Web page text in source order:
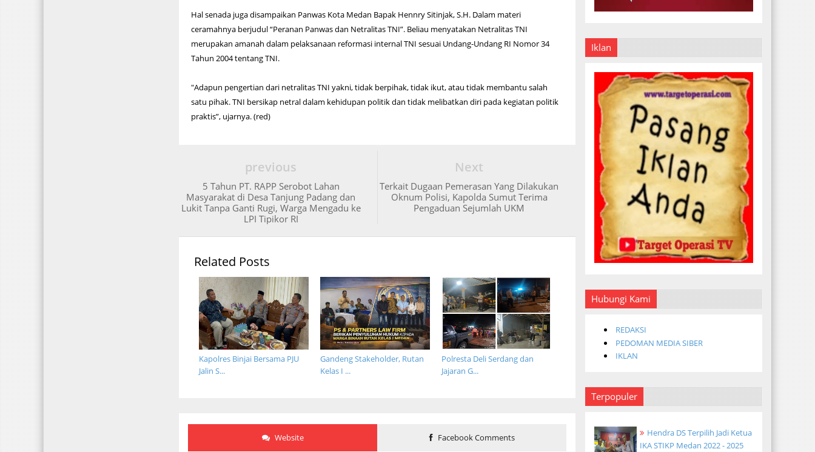
Hal senada juga disampaikan Panwas Kota Medan Bapak Hennry Sitinjak, S.H. Dalam materi
ceramahnya berjudul “Peranan Panwas dan Netralitas TNI”. Beliau menyatakan Netralitas TNI
merupakan amanah dalam pelaksanaan reformasi internal TNI sesuai Undang-Undang RI Nomor 34
Tahun 2004 tentang TNI.
"Adapun pengertian dari netralitas TNI yakni, tidak berpihak, tidak ikut, atau tidak membantu salah
satu pihak. TNI bersikap netral dalam kehidupan politik dan tidak melibatkan diri pada kegiatan politik
praktis”, ujarnya. (red)
Next
Terkait Dugaan Pemerasan Yang Dilakukan
Oknum Polisi, Kapolda Sumut Terima
Pengaduan Sejumlah UKM
previous
5 Tahun PT. RAPP Serobot Lahan
Masyarakat di Desa Tanjung Padang dan
Lukit Tanpa Ganti Rugi, Warga Mengadu ke
LPI Tipikor RI
Related Posts
Polresta Deli Serdang dan
Jajaran G...
Gandeng Stakeholder, Rutan
Kelas I ...
Kapolres Binjai Bersama PJU
Jalin S...
Website Facebook Comments
Iklan
Hubungi Kami
REDAKSI
PEDOMAN MEDIA SIBER
IKLAN
Terpopuler
Hendra DS Terpilih Jadi Ketua
IKA STIKP Medan 2022 - 2025